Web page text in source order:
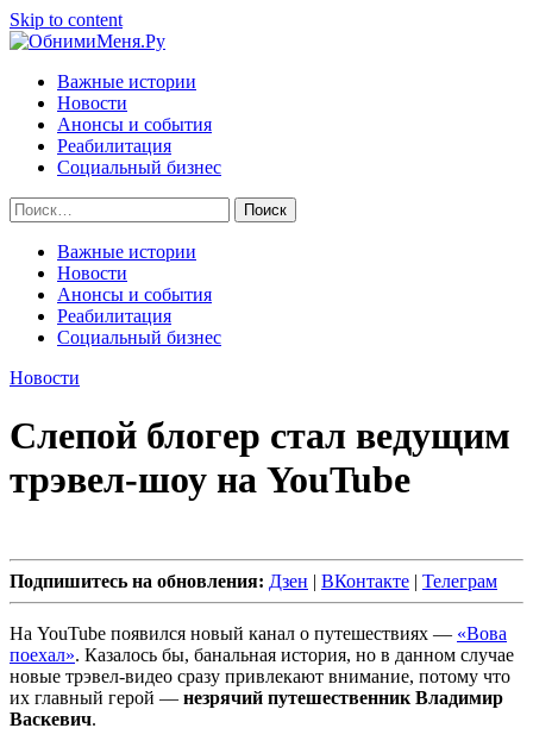
Skip to content
Важные истории
Новости
Анонсы и события
Реабилитация
Социальный бизнес
Найти:
Важные истории
Новости
Анонсы и события
Реабилитация
Социальный бизнес
Новости
Слепой блогер стал ведущим
трэвел-шоу на YouTube
Подпишитесь на обновления: Дзен | ВКонтакте | Телеграм
На YouTube появился новый канал о путешествиях — «Вова
поехал». Казалось бы, банальная история, но в данном случае
новые трэвел-видео сразу привлекают внимание, потому что
их главный герой — незрячий путешественник Владимир
Васкевич.